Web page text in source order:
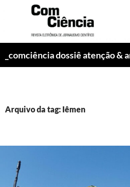
_comciência dossiê atenção &
Arquivo da tag: Iêmen